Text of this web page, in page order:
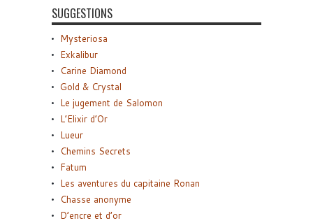
SUGGESTIONS
Mysteriosa
Exkalibur
Carine Diamond
Gold & Crystal
Le jugement de Salomon
L’Elixir d’Or
Lueur
Chemins Secrets
Fatum
Les aventures du capitaine Ronan
Chasse anonyme
D’encre et d’or